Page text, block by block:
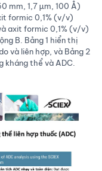
mm, 1,7 µm, 100 Å)
formic 0,1% (v/v)
axit formic 0,1% (v/v)
B. Bảng 1 hiển thị
và liên hợp, và Bảng 2
thể và ADC.